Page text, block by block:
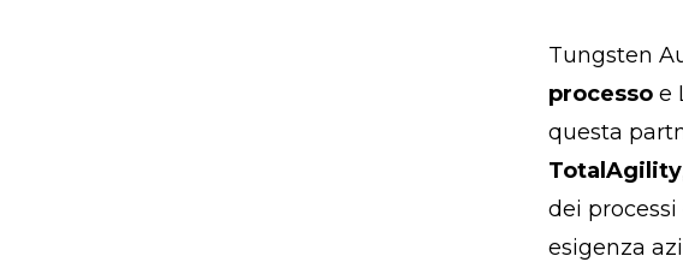
Tungsten
processo e
questa
TotalAgility
dei
esigenza